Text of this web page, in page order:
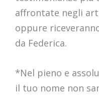
affrontate negli
oppure
da Federica.
*Nel pieno e
il tuo nome non